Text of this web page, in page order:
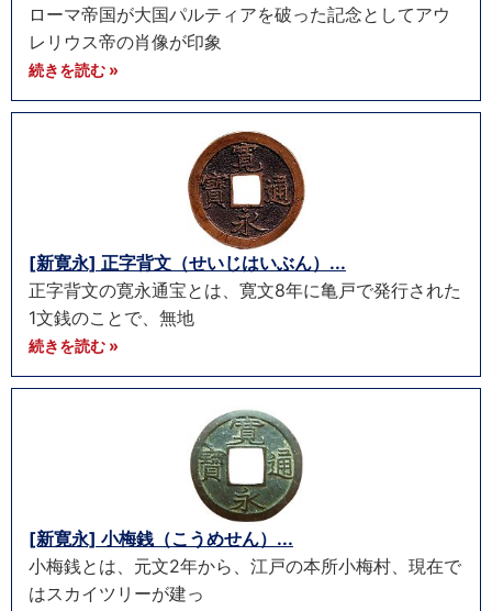
ローマ帝国が大国パルティアを破った記念としてアウ
レリウス帝の肖像が印象
続きを読む »
[新寛永] 正字背文（せいじはいぶん）...
正字背文の寛永通宝とは、寛文8年に亀戸で発行された
1文銭のことで、無地
続きを読む »
[新寛永] 小梅銭（こうめせん）...
小梅銭とは、元文2年から、江戸の本所小梅村、現在で
はスカイツリーが建っ